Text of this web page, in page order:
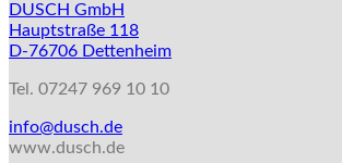
DUSCH GmbH
Hauptstraße 118
D-76706 Dettenheim
Tel. 07247 969 10 10
info@dusch.de
www.dusch.de